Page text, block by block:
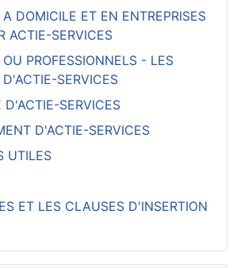
DOMICILE ET EN ENTREPRISES
ACTIE-SERVICES
OU PROFESSIONNELS - LES
SERVICES
D'ACTIE-SERVICES
D'ACTIE-SERVICES
UTILES
ET LES CLAUSES D'INSERTION